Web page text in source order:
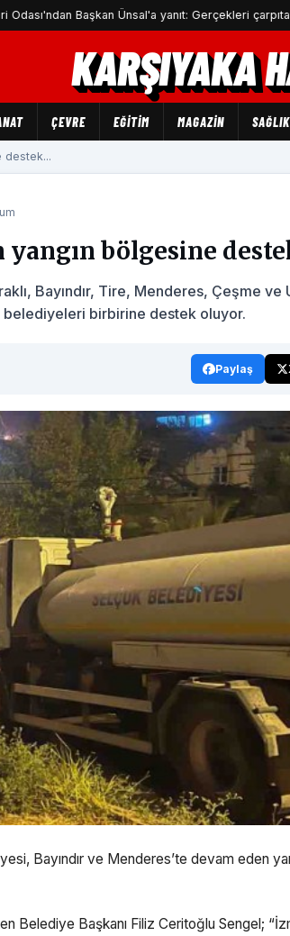
Başkan Ünsal'a yanıt: Gerçekleri çarpıtamazsınız
KARŞIYAKA
ÇEVRE EĞİTİM MAGAZİN SAĞLIK
destek...
yangın bölgesine
Bayındır, Tire, Menderes, Çeşme ve
belediyeleri birbirine destek oluyor.
Paylaş
Bayındır ve Menderes’te devam eden
Belediye Başkanı Filiz Ceritoğlu Sengel;